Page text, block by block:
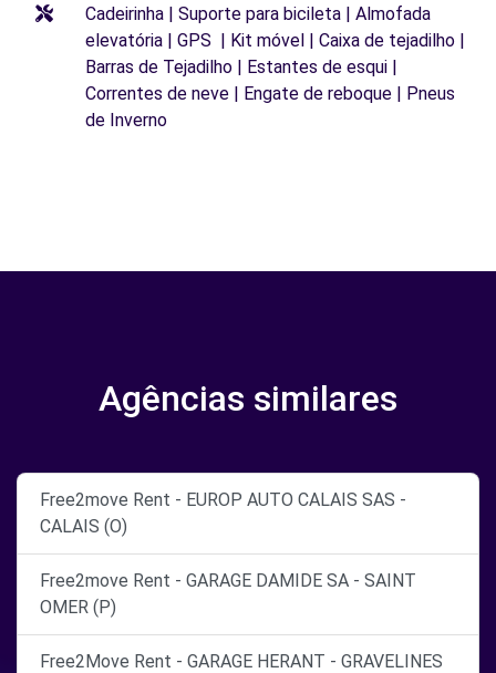
Cadeirinha | Suporte para bicileta | Almofada
elevatória | GPS | Kit móvel | Caixa de tejadilho |
Barras de Tejadilho | Estantes de esqui |
Correntes de neve | Engate de reboque | Pneus
de Inverno
Agências similares
Free2move Rent - EUROP AUTO CALAIS SAS -
CALAIS (O)
Free2move Rent - GARAGE DAMIDE SA - SAINT
OMER (P)
Free2Move Rent - GARAGE HERANT - GRAVELINES